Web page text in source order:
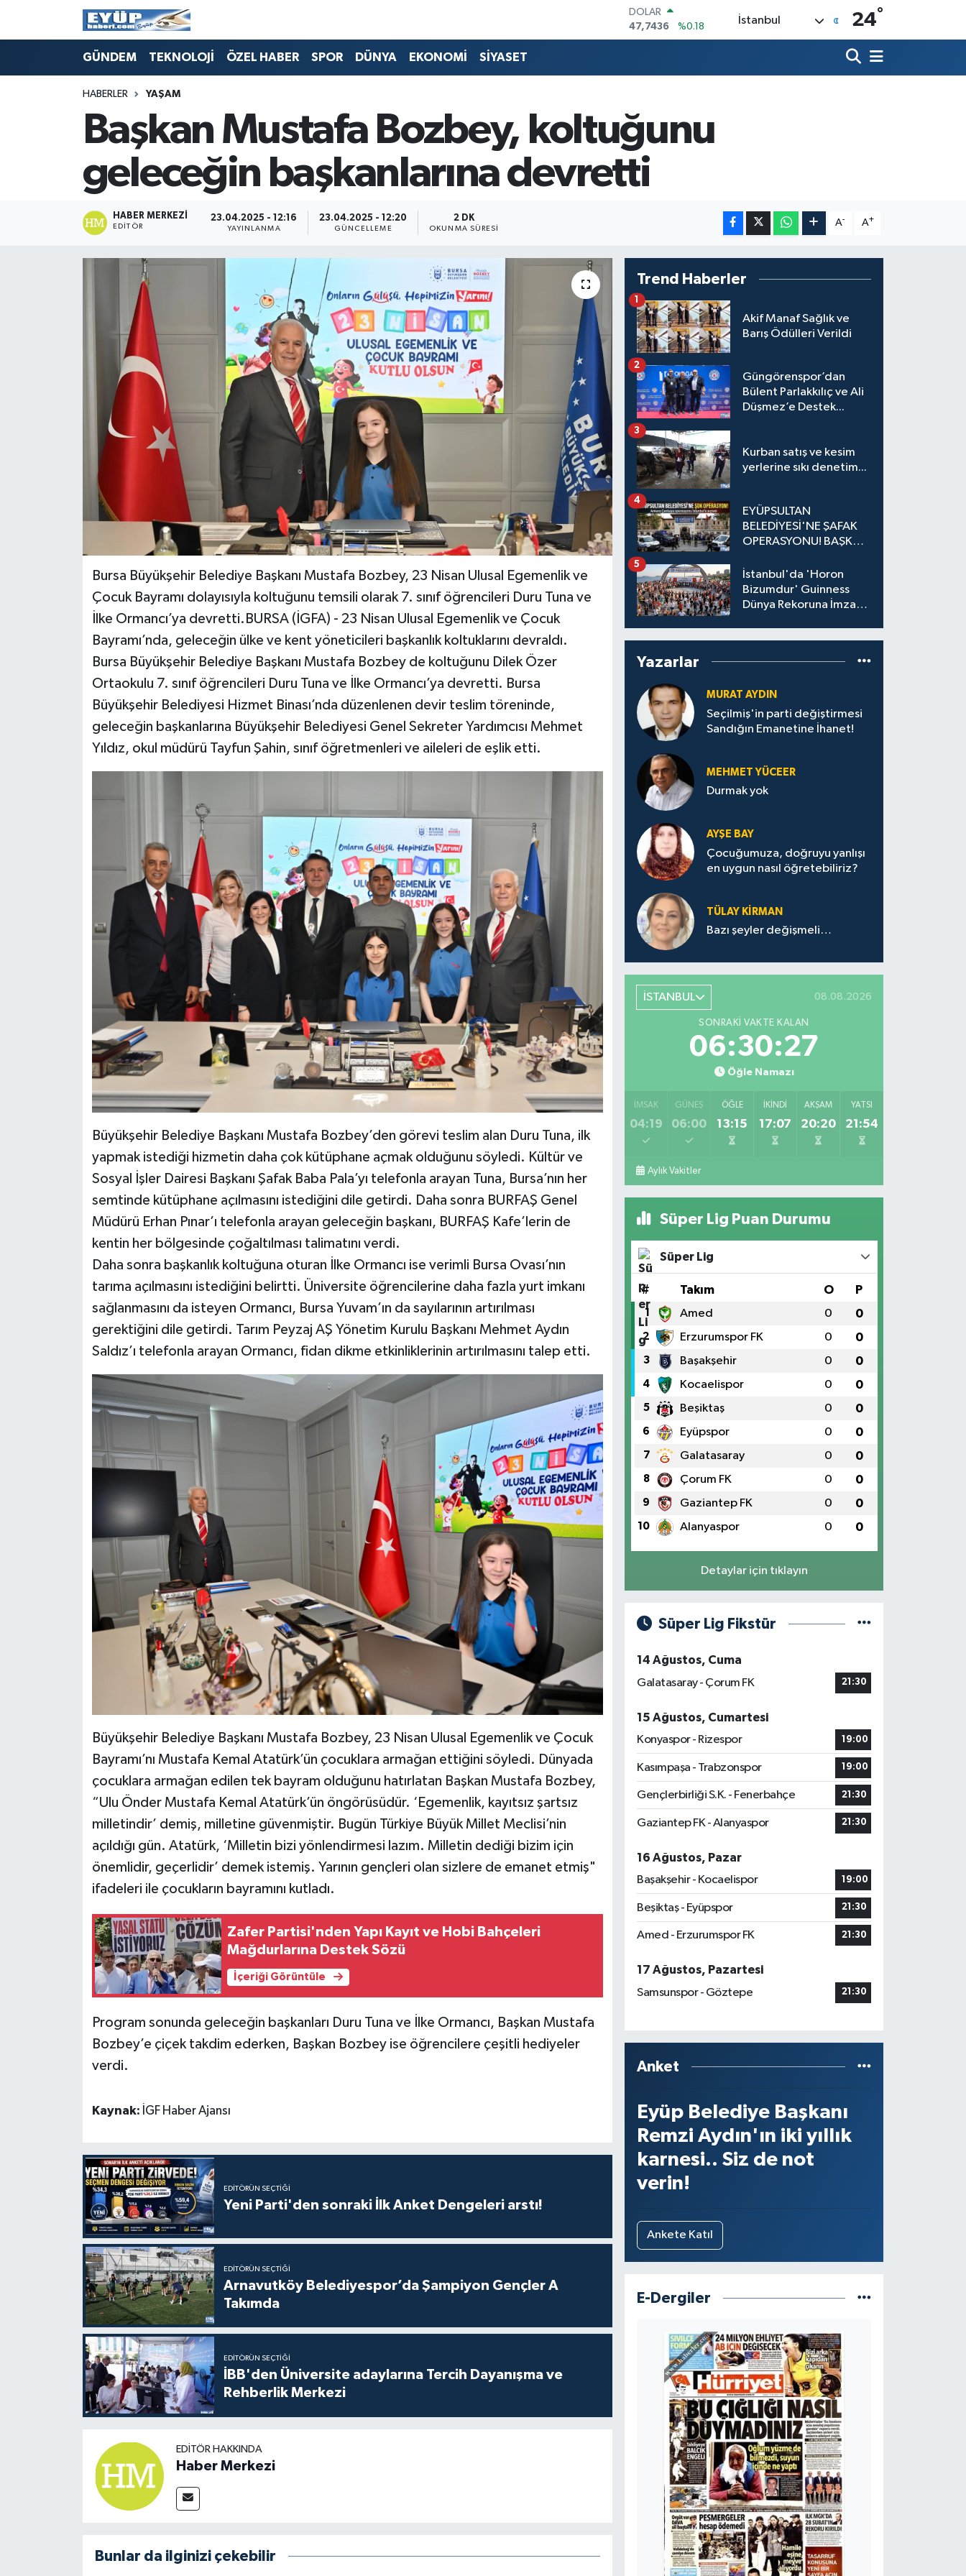
DOLAR
47,7436
%0.18
EURO
6660.55
BİST100
13.779
%-14
BITCOIN
64.960,21
İstanbul 24°
GÜNDEM TEKNOLOJİ ÖZEL HABER SPOR DÜNYA EKONOMİ SİYASET
HABERLER YAŞAM
Başkan Mustafa Bozbey, koltuğunu
geleceğin başkanlarına devretti
HABER MERKEZI
EDITÖR
23.04.2025 - 12:16
YAYINLANMA
23.04.2025 - 12:20
GÜNCELLEME
2 DK
OKUNMA SÜRESI
A- A+
Bursa Büyükşehir Belediye Başkanı Mustafa Bozbey, 23 Nisan Ulusal Egemenlik ve
Çocuk Bayramı dolayısıyla koltuğunu temsili olarak 7. sınıf öğrencileri Duru Tuna ve
İlke Ormancı’ya devretti.BURSA (İGFA) - 23 Nisan Ulusal Egemenlik ve Çocuk
Bayramı’nda, geleceğin ülke ve kent yöneticileri başkanlık koltuklarını devraldı.
Bursa Büyükşehir Belediye Başkanı Mustafa Bozbey de koltuğunu Dilek Özer
Ortaokulu 7. sınıf öğrencileri Duru Tuna ve İlke Ormancı’ya devretti. Bursa
Büyükşehir Belediyesi Hizmet Binası’nda düzenlenen devir teslim töreninde,
geleceğin başkanlarına Büyükşehir Belediyesi Genel Sekreter Yardımcısı Mehmet
Yıldız, okul müdürü Tayfun Şahin, sınıf öğretmenleri ve aileleri de eşlik etti.
Büyükşehir Belediye Başkanı Mustafa Bozbey’den görevi teslim alan Duru Tuna, ilk
yapmak istediği hizmetin daha çok kütüphane açmak olduğunu söyledi. Kültür ve
Sosyal İşler Dairesi Başkanı Şafak Baba Pala’yı telefonla arayan Tuna, Bursa’nın her
semtinde kütüphane açılmasını istediğini dile getirdi. Daha sonra BURFAŞ Genel
Müdürü Erhan Pınar’ı telefonla arayan geleceğin başkanı, BURFAŞ Kafe’lerin de
kentin her bölgesinde çoğaltılması talimatını verdi.
Daha sonra başkanlık koltuğuna oturan İlke Ormancı ise verimli Bursa Ovası’nın
tarıma açılmasını istediğini belirtti. Üniversite öğrencilerine daha fazla yurt imkanı
sağlanmasını da isteyen Ormancı, Bursa Yuvam’ın da sayılarının artırılması
gerektiğini dile getirdi. Tarım Peyzaj AŞ Yönetim Kurulu Başkanı Mehmet Aydın
Saldız’ı telefonla arayan Ormancı, fidan dikme etkinliklerinin artırılmasını talep etti.
Büyükşehir Belediye Başkanı Mustafa Bozbey, 23 Nisan Ulusal Egemenlik ve Çocuk
Bayramı’nı Mustafa Kemal Atatürk’ün çocuklara armağan ettiğini söyledi. Dünyada
çocuklara armağan edilen tek bayram olduğunu hatırlatan Başkan Mustafa Bozbey,
“Ulu Önder Mustafa Kemal Atatürk’ün öngörüsüdür. ‘Egemenlik, kayıtsız şartsız
milletindir’ demiş, milletine güvenmiştir. Bugün Türkiye Büyük Millet Meclisi’nin
açıldığı gün. Atatürk, ‘Milletin bizi yönlendirmesi lazım. Milletin dediği bizim için
önemlidir, geçerlidir’ demek istemiş. Yarının gençleri olan sizlere de emanet etmiş"
ifadeleri ile çocukların bayramını kutladı.
Zafer Partisi'nden Yapı Kayıt ve Hobi Bahçeleri
Mağdurlarına Destek Sözü
İçeriği Görüntüle
Program sonunda geleceğin başkanları Duru Tuna ve İlke Ormancı, Başkan Mustafa
Bozbey’e çiçek takdim ederken, Başkan Bozbey ise öğrencilere çeşitli hediyeler
verdi.
Kaynak: İGF Haber Ajansı
EDITÖRÜN SEÇTIĞI
Yeni Parti'den sonraki İlk Anket Dengeleri arstı!
EDITÖRÜN SEÇTIĞI
Arnavutköy Belediyespor’da Şampiyon Gençler A
Takımda
EDITÖRÜN SEÇTIĞI
İBB'den Üniversite adaylarına Tercih Dayanışma ve
Rehberlik Merkezi
EDITÖR HAKKINDA
Haber Merkezi
Bunlar da ilginizi çekebilir
Trend Haberler
Akif Manaf Sağlık ve
Barış Ödülleri Verildi
1
Güngörenspor’dan
Bülent Parlakkılıç ve Ali
Düşmez’e Destek...
2
Kurban satış ve kesim
yerlerine sıkı denetim...
3
EYÜPSULTAN
BELEDİYESİ'NE ŞAFAK
OPERASYONU! BAŞKAN
KALEM MÜDÜRÜ
GÖZALTINDA
4
İstanbul'da 'Horon
Bizumdur' Guinness
Dünya Rekoruna İmza
5
Yazarlar
MURAT AYDIN
Seçilmiş'in parti değiştirmesi
Sandığın Emanetine İhanet!
MEHMET YÜCEER
Durmak yok
AYŞE BAY
Çocuğumuza, doğruyu yanlışı
en uygun nasıl öğretebiliriz?
TÜLAY KİRMAN
Bazı şeyler değişmeli…
İSTANBUL 08.08.2026
SONRAKI VAKTE KALAN
06:30:27
Öğle Namazı
İMSAK
04:19
GÜNEŞ
06:00
ÖĞLE
13:15
İKINDI
17:07
AKŞAM
20:20
YATSI
21:54
Aylık Vakitler
Süper Lig Puan Durumu
Süper Lig
# Takım O P
1 Amed 0 0
2 Erzurumspor FK 0 0
3 Başakşehir 0 0
4 Kocaelispor 0 0
5 Beşiktaş 0 0
6 Eyüpspor 0 0
7 Galatasaray 0 0
8 Çorum FK 0 0
9 Gaziantep FK 0 0
10 Alanyaspor 0 0
Detaylar için tıklayın
Süper Lig Fikstür
14 Ağustos, Cuma
Galatasaray - Çorum FK
21:30
15 Ağustos, Cumartesi
Konyaspor - Rizespor
19:00
Kasımpaşa - Trabzonspor 19:00
Gençlerbirliği S.K. - Fenerbahçe 21:30
Gaziantep FK - Alanyaspor 21:30
16 Ağustos, Pazar
Başakşehir - Kocaelispor
19:00
Beşiktaş - Eyüpspor 21:30
Amed - Erzurumspor FK 21:30
17 Ağustos, Pazartesi
Samsunspor - Göztepe
21:30
Anket
Eyüp Belediye Başkanı
Remzi Aydın'ın iki yıllık
karnesi.. Siz de not
verin!
Ankete Katıl
E-Dergiler